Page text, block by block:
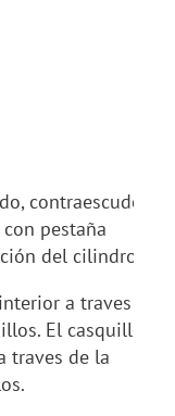
contraescudo
pestaña
del cilindro.
a traves
El casquillo
traves de la